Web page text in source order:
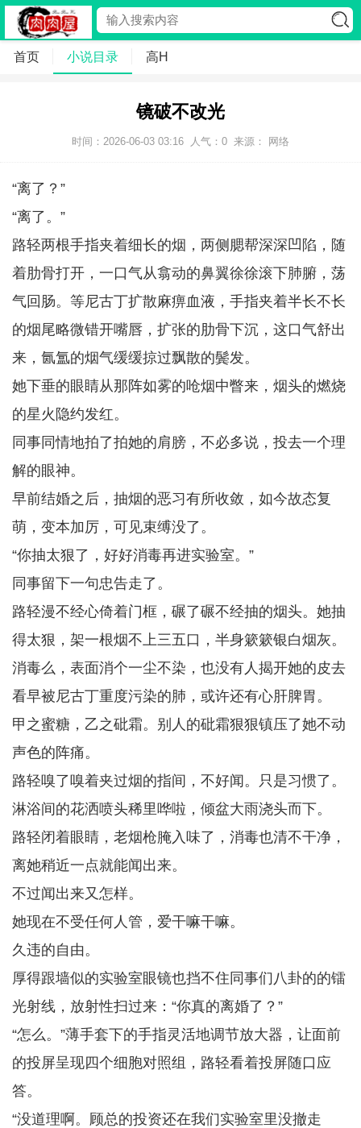
首页 小说目录 高H
镜破不改光
时间：2026-06-03 03:16 人气： 0 来源： 网络
“离了？”
“离了。”
路轻两根手指夹着细长的烟，两侧腮帮深深凹陷，随
着肋骨打开，一口气从翕动的鼻翼徐徐滚下肺腑，荡
气回肠。等尼古丁扩散麻痹血液，手指夹着半长不长
的烟尾略微错开嘴唇，扩张的肋骨下沉，这口气舒出
来，氤氲的烟气缓缓掠过飘散的鬓发。
她下垂的眼睛从那阵如雾的呛烟中瞥来，烟头的燃烧
的星火隐约发红。
同事同情地拍了拍她的肩膀，不必多说，投去一个理
解的眼神。
早前结婚之后，抽烟的恶习有所收敛，如今故态复
萌，变本加厉，可见束缚没了。
“你抽太狠了，好好消毒再进实验室。”
同事留下一句忠告走了。
路轻漫不经心倚着门框，碾了碾不经抽的烟头。她抽
得太狠，架一根烟不上三五口，半身簌簌银白烟灰。
消毒么，表面消个一尘不染，也没有人揭开她的皮去
看早被尼古丁重度污染的肺，或许还有心肝脾胃。
甲之蜜糖，乙之砒霜。别人的砒霜狠狠镇压了她不动
声色的阵痛。
路轻嗅了嗅着夹过烟的指间，不好闻。只是习惯了。
淋浴间的花洒喷头稀里哗啦，倾盆大雨浇头而下。
路轻闭着眼睛，老烟枪腌入味了，消毒也清不干净，
离她稍近一点就能闻出来。
不过闻出来又怎样。
她现在不受任何人管，爱干嘛干嘛。
久违的自由。
厚得跟墙似的实验室眼镜也挡不住同事们八卦的的镭
光射线，放射性扫过来：“你真的离婚了？”
“怎么。”薄手套下的手指灵活地调节放大器，让面前
的投屏呈现四个细胞对照组，路轻看着投屏随口应
答。
“没道理啊。顾总的投资还在我们实验室里没撤走